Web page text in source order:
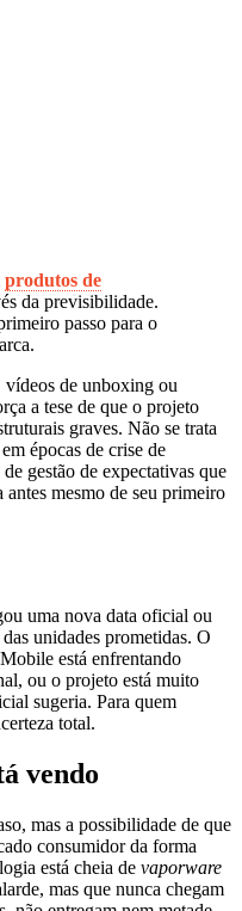
produtos de
da previsibilidade.
passo para o
vídeos de unboxing ou
a tese de que o projeto
graves. Não se trata
épocas de crise de
gestão de expectativas que
antes mesmo de seu primeiro
uma nova data oficial ou
unidades prometidas. O
está enfrentando
ou o projeto está muito
sugeria. Para quem
total.
vendo
mas a possibilidade de que
consumidor da forma
está cheia de vaporware
mas que nunca chegam